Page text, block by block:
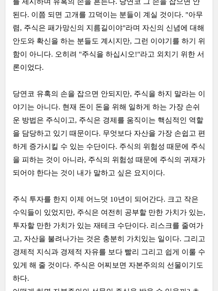
된다. 이쯤 되면 고개를 끄덕이는 분들이 계실 것이다. "아무
렴, 주식은 패가망신의 지름길이야"라며 자신의 신념에 대해
안도와 확신을 하는 분들도 계시지만, 그런 이야기를 하기 위
함이 아니다. 오히려 "주식을 하십시오!"라고 외치기 위한 서
론이었다.
당연코 유혹의 손을 잡으면 안되지만, 주식을 하지 말라는 이
야기는 아니다. 현재 돈이 돈을 위해 일하게 하는 가장 손쉬
운 방법은 주식이고, 주식은 경제를 움직이는 핵심적인 역할
을 담당하고 있기 때문이다. 무엇보다 자산을 가장 손쉽고 편
하게 증가시킬 수 있는 수단이다. 주식의 위험성 때문에 주식
을 피하는 것이 아니라, 주식의 위험성 때문에 주식의 귀재가
되어야 한다는 것이 내가 말하고 싶은 요지이다.
주식 투자를 한지 이제 어느덧 10년이 되어간다. 크고 작은
수익들이 있었지만, 주식은 여전히 공부할 만한 가치가 있는,
투자할 만한 가치가 있는 재테크 수단이다. 리스크를 줄여가
고, 자산을 불려나가는 것은 충분히 가치있는 일이다. 그리고
경제적 지식과 경제적 자유를 보다 빨리 그리고 쉽게 이룰 수
있게 해 줄 것이다. 주식은 어찌보면 자본주의의 선물이기도
하다.